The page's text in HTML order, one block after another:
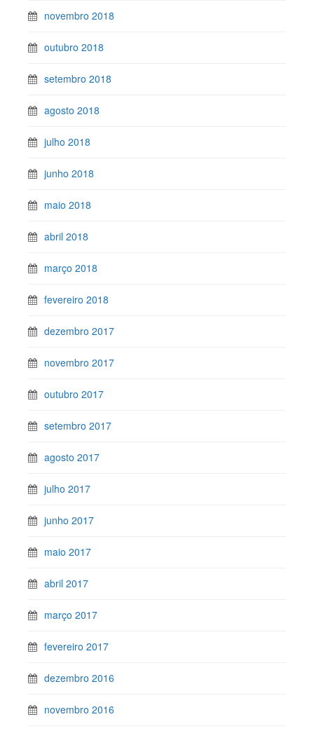
novembro 2018
outubro 2018
setembro 2018
agosto 2018
julho 2018
junho 2018
maio 2018
abril 2018
março 2018
fevereiro 2018
dezembro 2017
novembro 2017
outubro 2017
setembro 2017
agosto 2017
julho 2017
junho 2017
maio 2017
abril 2017
março 2017
fevereiro 2017
dezembro 2016
novembro 2016